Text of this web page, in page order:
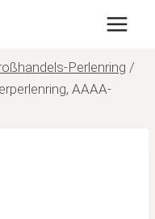
Perlenring /
AAAA-